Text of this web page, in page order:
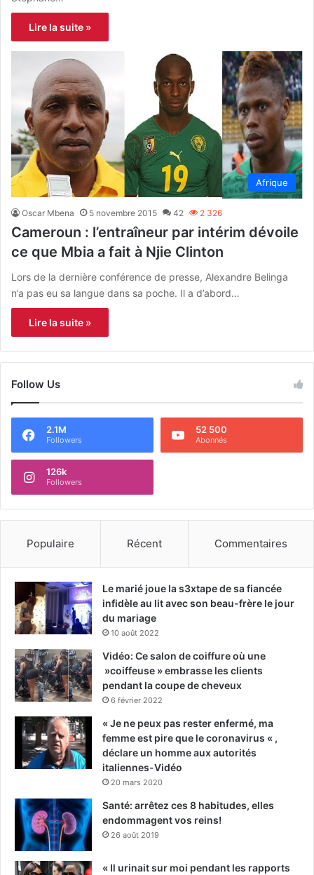
Lire la suite »
Afrique
Oscar Mbena 5 novembre 2015 42 2 326
Cameroun : l’entraîneur par intérim dévoile
ce que Mbia a fait à Njie Clinton
Lors de la dernière conférence de presse, Alexandre Belinga
n’a pas eu sa langue dans sa poche. Il a d’abord…
Lire la suite »
Follow Us
2.1M
Followers
52 500
Abonnés
126k
Followers
Populaire Récent Commentaires
Le marié joue la s3xtape de sa fiancée
infidèle au lit avec son beau-frère le jour
du mariage
10 août 2022
Vidéo: Ce salon de coiffure où une
»coiffeuse » embrasse les clients
pendant la coupe de cheveux
6 février 2022
« Je ne peux pas rester enfermé, ma
femme est pire que le coronavirus « ,
déclare un homme aux autorités
italiennes-Vidéo
20 mars 2020
Santé: arrêtez ces 8 habitudes, elles
endommagent vos reins!
26 août 2019
« Il urinait sur moi pendant les rapports